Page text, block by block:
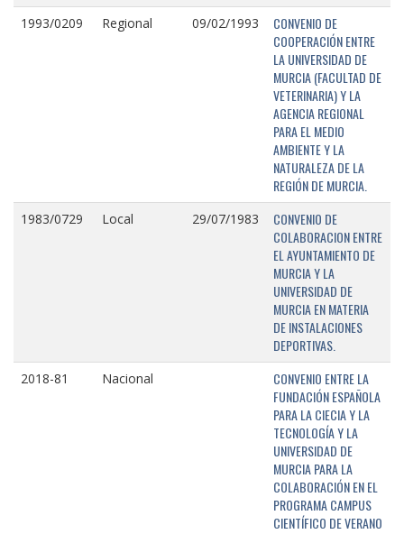
1993/0209 Regional 09/02/1993
CONVENIO DE
COOPERACIÓN ENTRE
LA UNIVERSIDAD DE
MURCIA (FACULTAD DE
VETERINARIA) Y LA
AGENCIA REGIONAL
PARA EL MEDIO
AMBIENTE Y LA
NATURALEZA DE LA
REGIÓN DE MURCIA.
1983/0729 Local 29/07/1983
CONVENIO DE
COLABORACION ENTRE
EL AYUNTAMIENTO DE
MURCIA Y LA
UNIVERSIDAD DE
MURCIA EN MATERIA
DE INSTALACIONES
DEPORTIVAS.
2018-81 Nacional
CONVENIO ENTRE LA
FUNDACIÓN ESPAÑOLA
PARA LA CIECIA Y LA
TECNOLOGÍA Y LA
UNIVERSIDAD DE
MURCIA PARA LA
COLABORACIÓN EN EL
PROGRAMA CAMPUS
CIENTÍFICO DE VERANO